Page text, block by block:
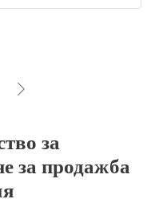
за
за продажба